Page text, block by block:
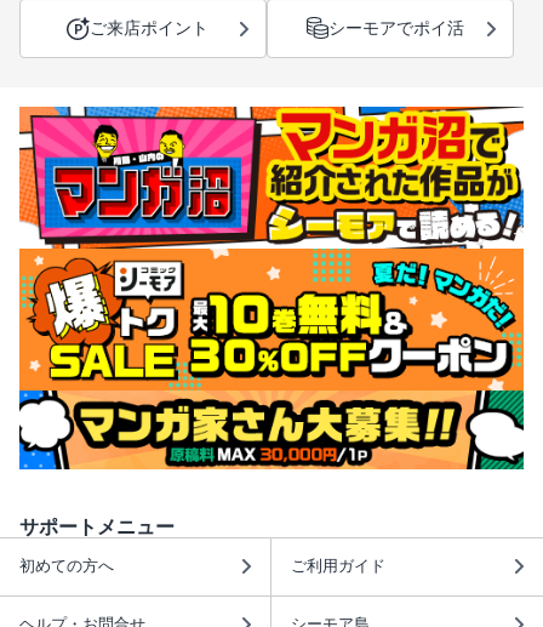
ご来店ポイント シーモアでポイ活
サポートメニュー
初めての方へ ご利用ガイド